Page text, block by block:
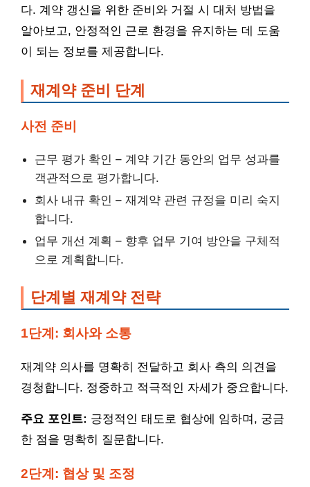
다. 계약 갱신을 위한 준비와 거절 시 대처 방법을
알아보고, 안정적인 근로 환경을 유지하는 데 도움
이 되는 정보를 제공합니다.
재계약 준비 단계
사전 준비
근무 평가 확인 – 계약 기간 동안의 업무 성과를
객관적으로 평가합니다.
회사 내규 확인 – 재계약 관련 규정을 미리 숙지
합니다.
업무 개선 계획 – 향후 업무 기여 방안을 구체적
으로 계획합니다.
단계별 재계약 전략
1단계: 회사와 소통
재계약 의사를 명확히 전달하고 회사 측의 의견을
경청합니다. 정중하고 적극적인 자세가 중요합니다.
주요 포인트: 긍정적인 태도로 협상에 임하며, 궁금
한 점을 명확히 질문합니다.
2단계: 협상 및 조정